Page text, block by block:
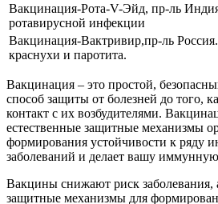
Вакцинация-Рота-V-Эйд, пр-ль
ротавирусной инфекции
Вакцинация-Вактривир,пр-ль
краснухи и паротита.
Вакцинация – это простой,
способ защиты от болезней до того,
контакт с их возбудителями.
естественные защитные механизмы
формирования устойчивости к ряду
заболеваний и делает вашу
Вакцины снижают риск заболевания,
защитные механизмы для